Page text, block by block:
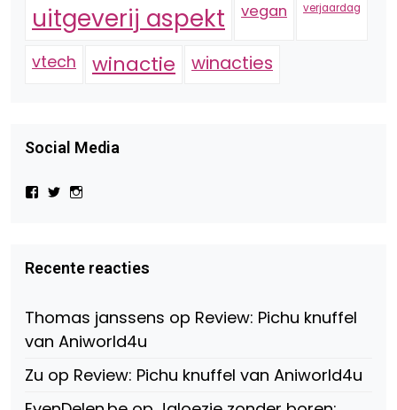
uitgeverij aspekt vegan verjaardag
vtech winactie winacties
Social Media
Bekijk
Beauty-
147775071915783/?
Facebook
Bekijk
op
Twitter
op
Instagram
Recente reacties
Thomas janssens op Review: Pichu knuffel
van Aniworld4u
Zu op Review: Pichu knuffel van Aniworld4u